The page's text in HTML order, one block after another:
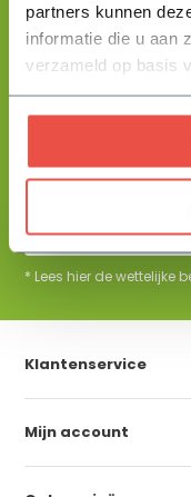
partners kunnen
informatie die u aan
verzameld op basis
Help mij kiezen
De beste
* Lees hier de wettelijke
Klantenservice
Mijn account